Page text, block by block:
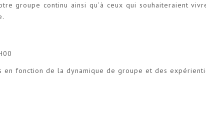
groupe continu ainsi qu’à ceux qui souhaiteraient
en fonction de la dynamique de groupe et des